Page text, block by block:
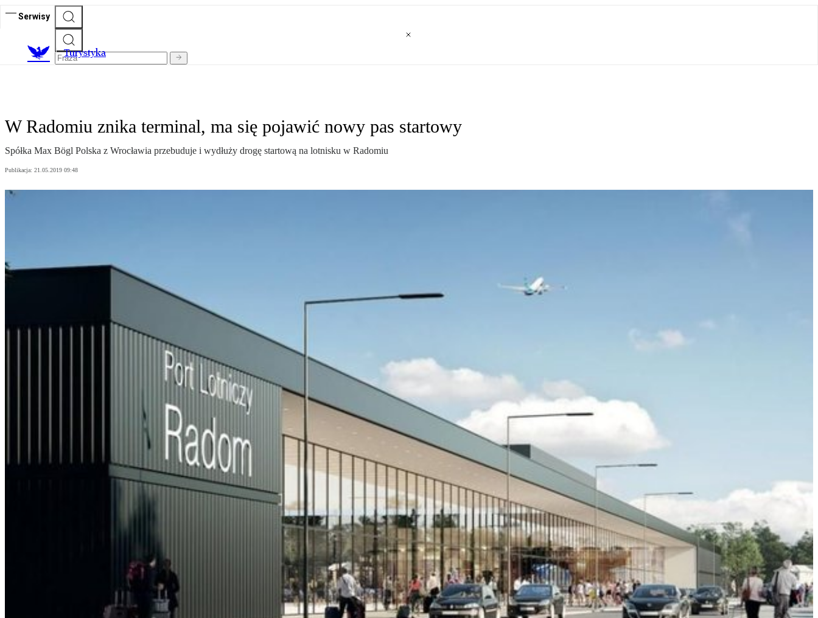
Serwisy
Turystyka
W Radomiu znika terminal, ma się pojawić nowy pas startowy
Spółka Max Bögl Polska z Wrocławia przebuduje i wydłuży drogę startową na lotnisku w Radomiu
Publikacja: 21.05.2019 09:48